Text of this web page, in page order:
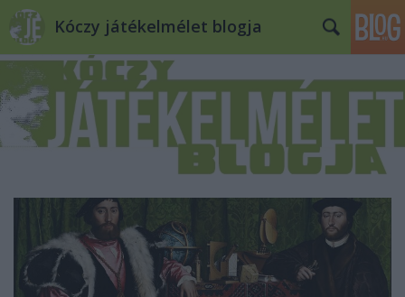
Kóczy játékelmélet blogja